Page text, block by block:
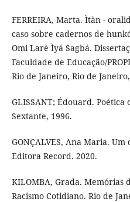
FERREIRA, Marta. Ìtàn -
caso sobre cadernos de
Omi Larè Ìyá Sagbá.
Faculdade de Educação/
Rio de Janeiro, Rio de
GLISSANT; Édouard. Poética
Sextante, 1996.
GONÇALVES, Ana Maria.
Editora Record. 2020.
KILOMBA, Grada. Memórias
Racismo Cotidiano. Rio de